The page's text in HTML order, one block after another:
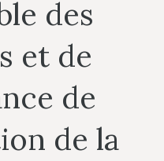
des
et de
de
de la